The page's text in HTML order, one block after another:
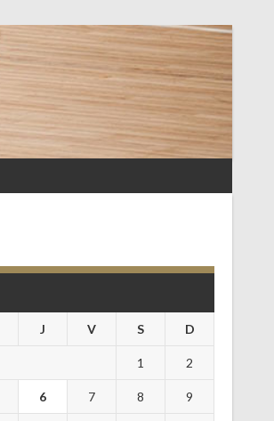
J V S D
1 2
6 7 8 9